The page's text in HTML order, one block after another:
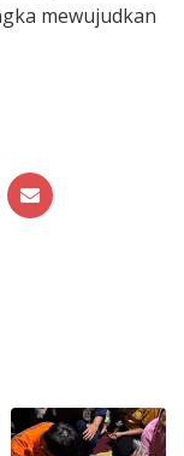
mewujudkan